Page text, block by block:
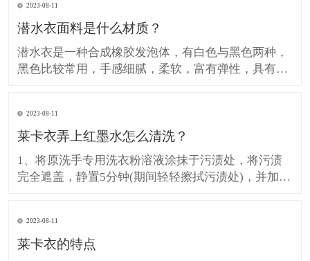
服装，可用于牛仔裤而不是熨平。 起球不容易。莱卡
棉在织造过程中有一个烧毛过程。 缺点： 它对人体
有害。由于加入
2023-08-11
潜水衣面料是什么材质？
潜水衣是一种合成橡胶发泡体，有白色与黑色两种，
黑色比较常用，手感细腻，柔软，富有弹性，具有防
质为发泡橡胶。 潜水衣 常见的潜水衣是采用发泡橡
胶制成的，比较好的有氯丁橡胶，采用三明治形式，
用尼龙布或莱卡布包
2023-08-11
莱卡衣弄上红墨水怎么清洗？
1、将原洗手专用洗衣粉溶液涂抹于污渍处，将污渍
完全遮盖，静置5分钟(期间轻轻擦拭污渍处)，并加入
色污渍净规范(600克)帽测量四分之一净帽(10克)布颜
色污渍和1/4帽(10克)衣领净,倒在污渍处
2023-08-11
莱卡衣的特点